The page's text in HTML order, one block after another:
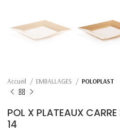
Accueil EMBALLAGES POLOPLAST
POL X PLATEAUX
14